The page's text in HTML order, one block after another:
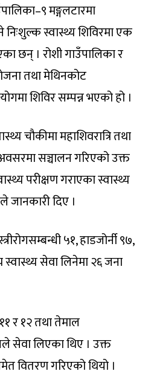
मङ्गलटारमा
स्वास्थ्य शिविरमा एक
छन् । रोशी गाउँपालिका र
तथा मेथिनकोट
शिविर सम्पन्न भएको हो ।
चौकीमा महाशिवरात्रि तथा
अवसरमा सञ्चालन गरिएको उक्त
परीक्षण गराएका स्वास्थ्य
जानकारी दिए ।
५१, हाडजोर्नी ९७,
स्वास्थ्य सेवा लिनेमा २६ जना
र १२ तथा तेमाल
सेवा लिएका थिए । उक्त
वितरण गरिएको थियो ।